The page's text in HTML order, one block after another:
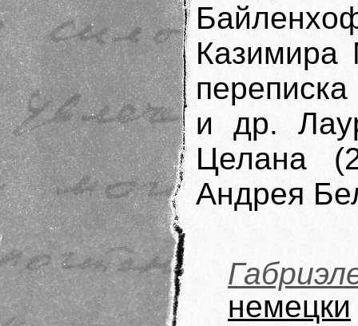
Казимира
и др.
Целана
Андрея
немецки